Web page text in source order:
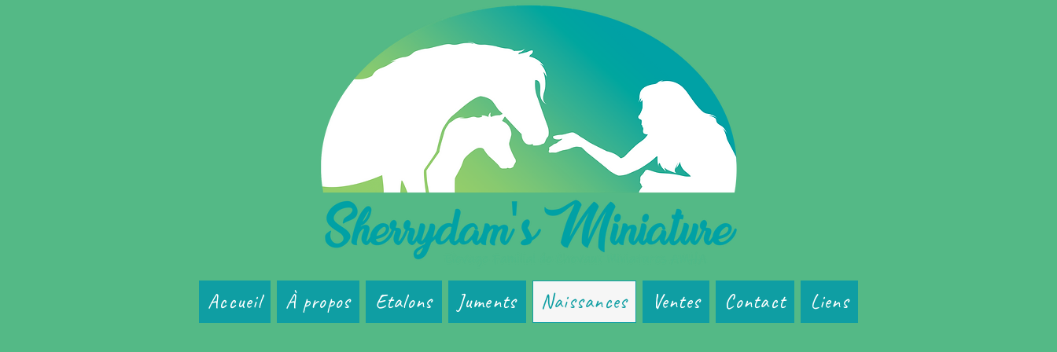
Accueil À propos Etalons Juments Naissances Ventes Contact Liens